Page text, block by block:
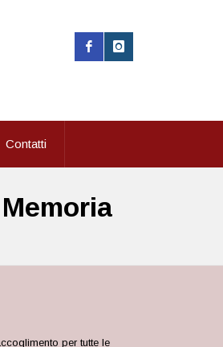
Contatti
per tutte le